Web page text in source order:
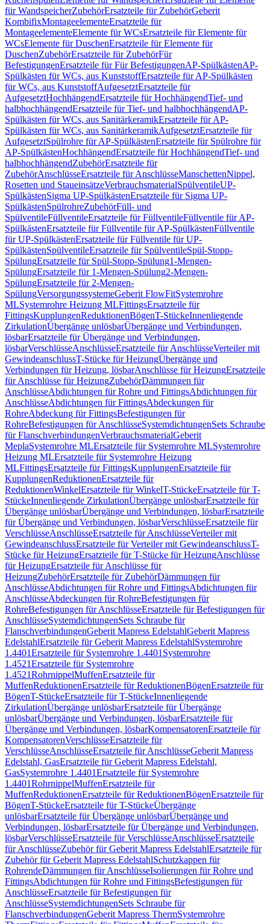
für WandspeicherZubehörErsatzteile für ZubehörGeberit
KombifixMontageelementeErsatzteile für
MontageelementeElemente für WCsErsatzteile für Elemente für
WCsElemente für DuschenErsatzteile für Elemente für
DuschenZubehörErsatzteile für ZubehörFür
BefestigungenErsatzteile für Für BefestigungenAP-SpülkästenAP-
Spülkästen für WCs, aus KunststoffErsatzteile für AP-Spülkästen
für WCs, aus KunststoffAufgesetztErsatzteile für
AufgesetztHochhängendErsatzteile für HochhängendTief- und
halbhochhängendErsatzteile für Tief- und halbhochhängendAP-
Spülkästen für WCs, aus SanitärkeramikErsatzteile für AP-
Spülkästen für WCs, aus SanitärkeramikAufgesetztErsatzteile für
AufgesetztSpülrohre für AP-SpülkästenErsatzteile für Spülrohre für
AP-SpülkästenHochhängendErsatzteile für HochhängendTief- und
halbhochhängendZubehörErsatzteile für
ZubehörAnschlüsseErsatzteile für AnschlüsseManschettenNippel,
Rosetten und StaueinsätzeVerbrauchsmaterialSpülventileUP-
SpülkästenSigma UP-SpülkästenErsatzteile für Sigma UP-
SpülkästenSpülrohreZubehörFüll- und
SpülventileFüllventileErsatzteile für FüllventileFüllventile für AP-
SpülkästenErsatzteile für Füllventile für AP-SpülkästenFüllventile
für UP-SpülkästenErsatzteile für Füllventile für UP-
SpülkästenSpülventileErsatzteile für SpülventileSpül-Stopp-
SpülungErsatzteile für Spül-Stopp-Spülung1-Mengen-
SpülungErsatzteile für 1-Mengen-Spülung2-Mengen-
SpülungErsatzteile für 2-Mengen-
SpülungVersorgungssystemeGeberit FlowFitSystemrohre
MLSystemrohre Heizung MLFittingsErsatzteile für
FittingsKupplungenReduktionenBögenT-StückeInnenliegende
ZirkulationÜbergänge unlösbarÜbergänge und Verbindungen,
lösbarErsatzteile für Übergänge und Verbindungen,
lösbarVerschlüsseAnschlüsseErsatzteile für AnschlüsseVerteiler mit
GewindeanschlussT-Stücke für HeizungÜbergänge und
Verbindungen für Heizung, lösbarAnschlüsse für HeizungErsatzteile
für Anschlüsse für HeizungZubehörDämmungen für
AnschlüsseAbdichtungen für Rohre und FittingsAbdichtungen für
AnschlüsseAbdichtungen für FittingsAbdeckungen für
RohreAbdeckung für FittingsBefestigungen für
RohreBefestigungen für AnschlüsseSystemdichtungenSets Schraube
für FlanschverbindungenVerbrauchsmaterialGeberit
MeplaSystemrohre MLErsatzteile für Systemrohre MLSystemrohre
Heizung MLErsatzteile für Systemrohre Heizung
MLFittingsErsatzteile für FittingsKupplungenErsatzteile für
KupplungenReduktionenErsatzteile für
ReduktionenWinkelErsatzteile für WinkelT-StückeErsatzteile für T-
StückeInnenliegende ZirkulationÜbergänge unlösbarErsatzteile für
Übergänge unlösbarÜbergänge und Verbindungen, lösbarErsatzteile
für Übergänge und Verbindungen, lösbarVerschlüsseErsatzteile für
VerschlüsseAnschlüsseErsatzteile für AnschlüsseVerteiler mit
GewindeanschlussErsatzteile für Verteiler mit GewindeanschlussT-
Stücke für HeizungErsatzteile für T-Stücke für HeizungAnschlüsse
für HeizungErsatzteile für Anschlüsse für
HeizungZubehörErsatzteile für ZubehörDämmungen für
AnschlüsseAbdichtungen für Rohre und FittingsAbdichtungen für
AnschlüsseAbdeckungen für RohreBefestigungen für
RohreBefestigungen für AnschlüsseErsatzteile für Befestigungen für
AnschlüsseSystemdichtungenSets Schraube für
FlanschverbindungenGeberit Mapress EdelstahlGeberit Mapress
EdelstahlErsatzteile für Geberit Mapress EdelstahlSystemrohre
1.4401Ersatzteile für Systemrohre 1.4401 Systemrohre
1.4521Ersatzteile für Systemrohre
1.4521RohrnippelMuffenErsatzteile für
MuffenReduktionenErsatzteile für ReduktionenBögenErsatzteile für
BögenT-StückeErsatzteile für T-StückeInnenliegende
ZirkulationÜbergänge unlösbarErsatzteile für Übergänge
unlösbarÜbergänge und Verbindungen, lösbarErsatzteile für
Übergänge und Verbindungen, lösbarKompensatorenErsatzteile für
KompensatorenVerschlüsseErsatzteile für
VerschlüsseAnschlüsseErsatzteile für AnschlüsseGeberit Mapress
Edelstahl, GasErsatzteile für Geberit Mapress Edelstahl,
GasSystemrohre 1.4401Ersatzteile für Systemrohre
1.4401RohrnippelMuffenErsatzteile für
MuffenReduktionenErsatzteile für ReduktionenBögenErsatzteile für
BögenT-StückeErsatzteile für T-StückeÜbergänge
unlösbarErsatzteile für Übergänge unlösbarÜbergänge und
Verbindungen, lösbarErsatzteile für Übergänge und Verbindungen,
lösbarVerschlüsseErsatzteile für VerschlüsseAnschlüsseErsatzteile
für AnschlüsseZubehör für Geberit Mapress EdelstahlErsatzteile für
Zubehör für Geberit Mapress EdelstahlSchutzkappen für
RohrendeDämmungen für AnschlüsseIsolierungen für Rohre und
FittingsAbdichtungen für Rohre und FittingsBefestigungen für
AnschlüsseErsatzteile für Befestigungen für
AnschlüsseSystemdichtungenSets Schraube für
FlanschverbindungenGeberit Mapress ThermSystemrohre